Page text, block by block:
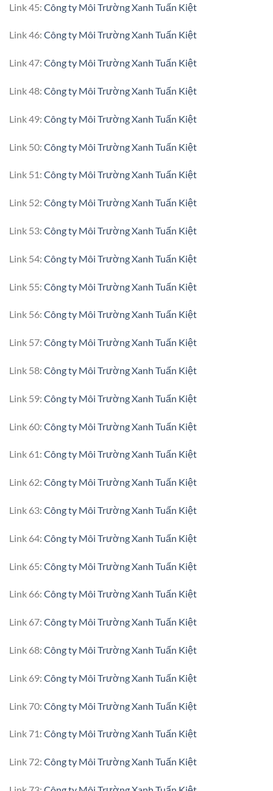
Link 45: Công ty Môi Trường Xanh Tuấn Kiệt
Link 46: Công ty Môi Trường Xanh Tuấn Kiệt
Link 47: Công ty Môi Trường Xanh Tuấn Kiệt
Link 48: Công ty Môi Trường Xanh Tuấn Kiệt
Link 49: Công ty Môi Trường Xanh Tuấn Kiệt
Link 50: Công ty Môi Trường Xanh Tuấn Kiệt
Link 51: Công ty Môi Trường Xanh Tuấn Kiệt
Link 52: Công ty Môi Trường Xanh Tuấn Kiệt
Link 53: Công ty Môi Trường Xanh Tuấn Kiệt
Link 54: Công ty Môi Trường Xanh Tuấn Kiệt
Link 55: Công ty Môi Trường Xanh Tuấn Kiệt
Link 56: Công ty Môi Trường Xanh Tuấn Kiệt
Link 57: Công ty Môi Trường Xanh Tuấn Kiệt
Link 58: Công ty Môi Trường Xanh Tuấn Kiệt
Link 59: Công ty Môi Trường Xanh Tuấn Kiệt
Link 60: Công ty Môi Trường Xanh Tuấn Kiệt
Link 61: Công ty Môi Trường Xanh Tuấn Kiệt
Link 62: Công ty Môi Trường Xanh Tuấn Kiệt
Link 63: Công ty Môi Trường Xanh Tuấn Kiệt
Link 64: Công ty Môi Trường Xanh Tuấn Kiệt
Link 65: Công ty Môi Trường Xanh Tuấn Kiệt
Link 66: Công ty Môi Trường Xanh Tuấn Kiệt
Link 67: Công ty Môi Trường Xanh Tuấn Kiệt
Link 68: Công ty Môi Trường Xanh Tuấn Kiệt
Link 69: Công ty Môi Trường Xanh Tuấn Kiệt
Link 70: Công ty Môi Trường Xanh Tuấn Kiệt
Link 71: Công ty Môi Trường Xanh Tuấn Kiệt
Link 72: Công ty Môi Trường Xanh Tuấn Kiệt